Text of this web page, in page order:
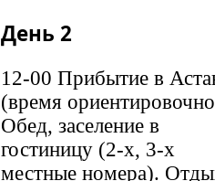
День 2
12-00 Прибытие в
(время
Обед, заселение в
гостиницу (2-х, 3-х
местные номера).